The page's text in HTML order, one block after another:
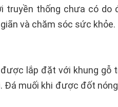
truyền thống chưa có
và chăm sóc sức khỏe.
lắp đặt với khung
Đá muối khi được đốt